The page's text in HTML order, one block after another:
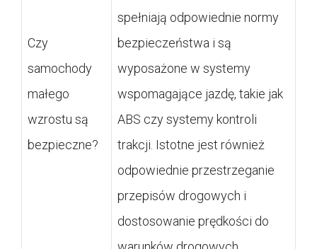
Czy
samochody
małego
wzrostu są
bezpieczne?
spełniają odpowiednie normy
bezpieczeństwa i są
wyposażone w systemy
wspomagające jazdę, takie jak
ABS czy systemy kontroli
trakcji. Istotne jest również
odpowiednie przestrzeganie
przepisów drogowych i
dostosowanie prędkości do